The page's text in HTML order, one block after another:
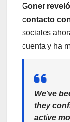
Goner
contacto
sociales
cuenta y ha
We’ve
they
active